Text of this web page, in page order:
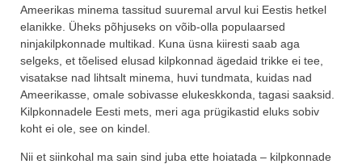
Ameerikas minema tassitud suuremal arvul kui Eestis hetkel
elanikke. Üheks põhjuseks on võib-olla populaarsed
ninjakilpkonnade multikad. Kuna üsna kiiresti saab aga
selgeks, et tõelised elusad kilpkonnad ägedaid trikke ei tee,
visatakse nad lihtsalt minema, huvi tundmata, kuidas nad
Ameerikasse, omale sobivasse elukeskkonda, tagasi saaksid.
Kilpkonnadele Eesti mets, meri aga prügikastid eluks sobiv
koht ei ole, see on kindel.
Nii et siinkohal ma sain sind juba ette hoiatada – kilpkonnade